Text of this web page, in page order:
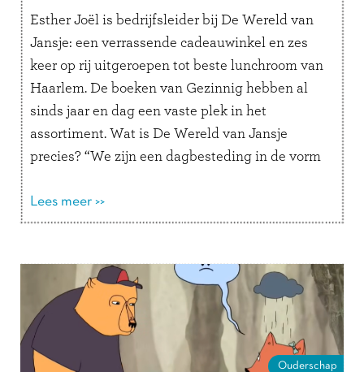
Esther Joël is bedrijfsleider bij De Wereld van
Jansje: een verrassende cadeauwinkel en zes
keer op rij uitgeroepen tot beste lunchroom van
Haarlem. De boeken van Gezinnig hebben al
sinds jaar en dag een vaste plek in het
assortiment. Wat is De Wereld van Jansje
precies? “We zijn een dagbesteding in de vorm
Lees meer >>
Ouderschap